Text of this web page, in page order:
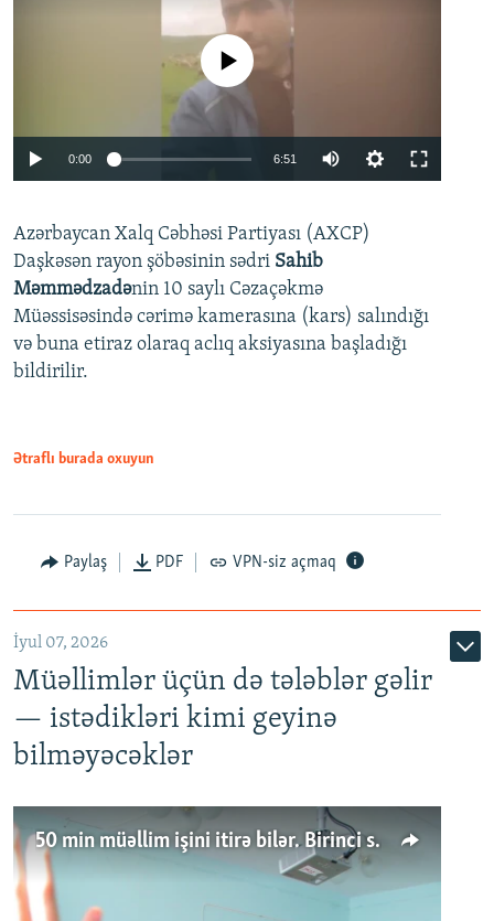
Auto 240p 360p
720p 1080p
No media source currently available
0:00 6:51
360p
720p
1080p
Azərbaycan Xalq Cəbhəsi Partiyası (AXCP)
Daşkəsən rayon şöbəsinin sədri Sahib
Məmmədzadənin 10 saylı Cəzaçəkmə
Müəssisəsində cərimə kamerasına (kars) salındığı
və buna etiraz olaraq aclıq aksiyasına başladığı
bildirilir.
Ətraflı burada oxuyun
Paylaş PDF VPN-siz açmaq
İyul 07, 2026
Müəllimlər üçün də tələblər gəlir
— istədikləri kimi geyinə
bilməyəcəklər
50 min müəllim işini itirə bilər. Birinci sinfə gedənlər azalır